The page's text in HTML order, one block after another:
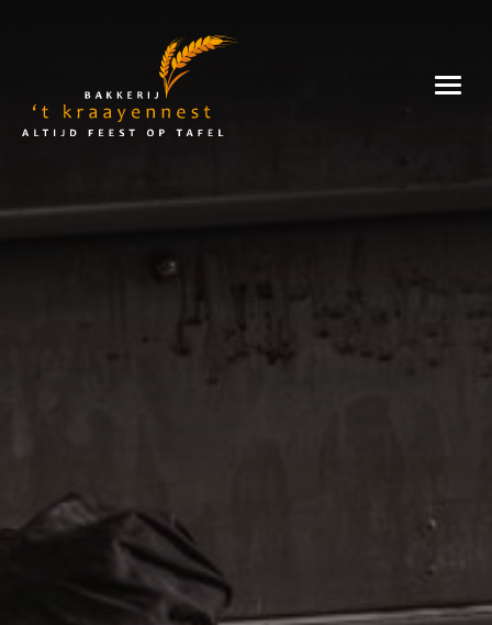
Kraayennest